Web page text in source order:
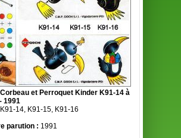
et Perroquet Kinder K91-14 à
1991
14, K91-15, K91-16
parution : 1991